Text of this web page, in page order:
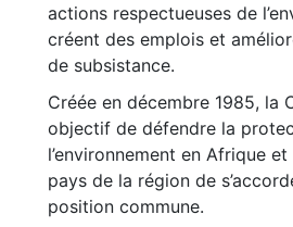
actions respectueuses de
créent des emplois et
de subsistance.
Créée en décembre 1985, la
objectif de défendre la
l’environnement en Afrique
pays de la région de
position commune.